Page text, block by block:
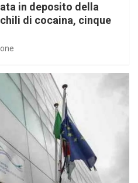
in deposito della
di cocaina, cinque